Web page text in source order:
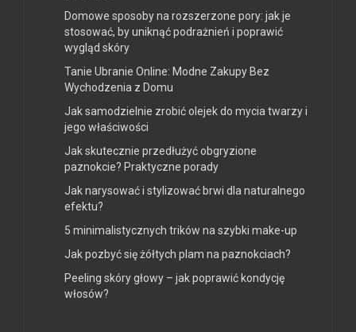
Domowe sposoby na rozszerzone pory: jak je
stosować, by uniknąć podrażnień i poprawić
wygląd skóry
Tanie Ubranie Online: Modne Zakupy Bez
Wychodzenia z Domu
Jak samodzielnie zrobić olejek do mycia twarzy i
jego właściwości
Jak skutecznie przedłużyć obgryzione
paznokcie? Praktyczne porady
Jak narysować i stylizować brwi dla naturalnego
efektu?
5 minimalistycznych trików na szybki make-up
Jak pozbyć się żółtych plam na paznokciach?
Peeling skóry głowy – jak poprawić kondycję
włosów?